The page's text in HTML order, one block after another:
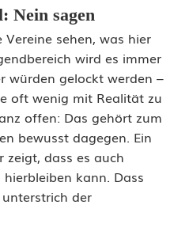
Nein sagen
sehen, was hier
wird es immer
würden gelockt werden –
oft wenig mit Realität zu
offen: Das gehört zum
bewusst dagegen. Ein
zeigt, dass es auch
kann. Dass
der